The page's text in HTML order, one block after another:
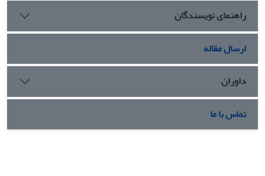
راهنمای نویسندگان
ارسال مقاله
داوران
تماس با ما